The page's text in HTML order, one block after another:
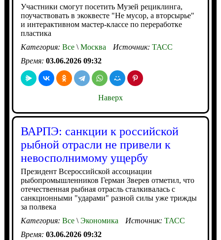
Участники смогут посетить Музей рециклинга,
поучаствовать в экоквесте "Не мусор, а вторсырье"
и интерактивном мастер-классе по переработке
пластика
Категория: Все\Москва Источник: ТАСС
Время: 03.06.2026 09:32
Наверх
ВАРПЭ: санкции к российской
рыбной отрасли не привели к
невосполнимому ущербу
Президент Всероссийской ассоциации
рыбопромышленников Герман Зверев отметил, что
отечественная рыбная отрасль сталкивалась с
санкционными "ударами" разной силы уже трижды
за полвека
Категория: Все\Экономика Источник: ТАСС
Время: 03.06.2026 09:32